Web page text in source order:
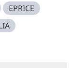
EPRICE